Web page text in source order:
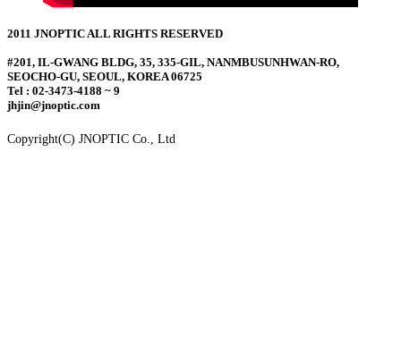
2011 JNOPTIC ALL RIGHTS RESERVED
#201, IL-GWANG BLDG, 35, 335-GIL, NANMBUSUNHWAN-RO,
SEOCHO-GU, SEOUL, KOREA 06725
Tel : 02-3473-4188 ~ 9
jhjin@jnoptic.com